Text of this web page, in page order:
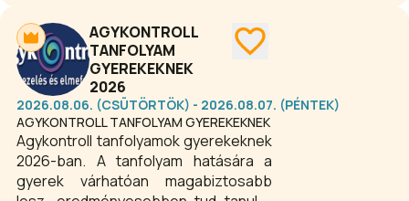
közösségi események kínálnak
tartalmas kikapcsolódást minden
korosztálynak.
AGYKONTROLL
TANFOLYAM
GYEREKEKNEK
2026
2026.08.06. (CSÜTÖRTÖK) - 2026.08.07. (PÉNTEK)
AGYKONTROLL TANFOLYAM GYEREKEKNEK
Agykontroll tanfolyamok gyerekeknek
2026-ban. A tanfolyam hatására a
gyerek várhatóan magabiztosabb